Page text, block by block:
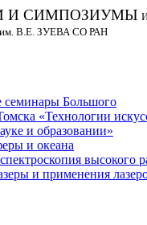
И СИМПОЗИУМЫ
им. В.Е. ЗУЕВА СО РАН
Большого
«Технологии
и образовании»
и океана
высокого
и применения